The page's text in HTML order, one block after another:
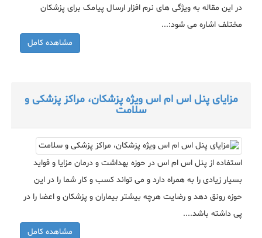
در این مقاله به ویژگی های نرم افزار ارسال پیامک برای پزشکان
مختلف اشاره می شود:...
مشاهده کامل
مزایای پنل اس ام اس ویژه پزشکان، مراکز پزشکی و
سلامت
استفاده از پنل اس ام اس در حوزه بهداشت و درمان مزایا و فواید
بسیار زیادی را به همراه دارد و می تواند کسب و کار شما را در این
حوزه رونق دهد و رضایت هرچه بیشتر بیماران و پزشکان و اعضا را در
پی داشته باشد....
مشاهده کامل